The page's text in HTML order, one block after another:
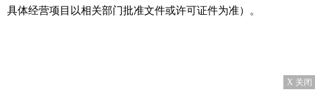
具体经营项目以相关部门批准文件或许可证件为准）。
X 关闭